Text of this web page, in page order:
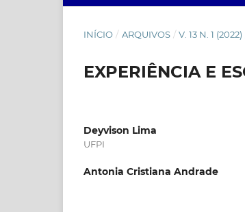
INÍCIO / ARQUIVOS / V. 13 N. 1 (2022)
EXPERIÊNCIA E
Deyvison Lima
UFPI
Antonia Cristiana Andrade